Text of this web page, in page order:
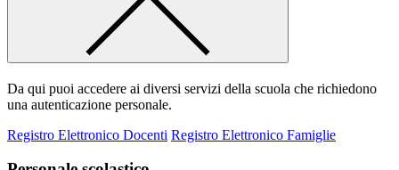
Da qui puoi accedere ai diversi servizi della scuola che richiedono
una autenticazione personale.
Registro Elettronico Docenti Registro Elettronico Famiglie